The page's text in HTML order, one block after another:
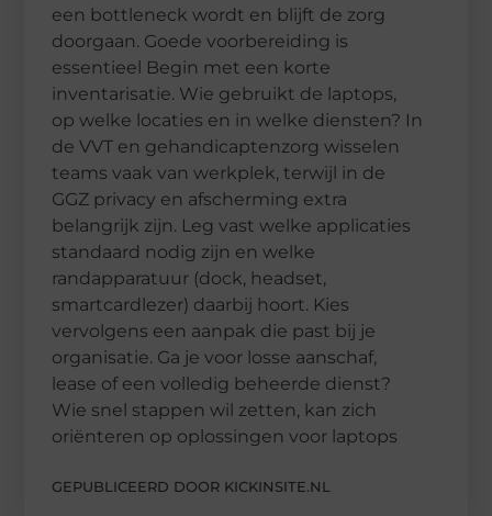
een bottleneck wordt en blijft de zorg
doorgaan. Goede voorbereiding is
essentieel Begin met een korte
inventarisatie. Wie gebruikt de laptops,
op welke locaties en in welke diensten? In
de VVT en gehandicaptenzorg wisselen
teams vaak van werkplek, terwijl in de
GGZ privacy en afscherming extra
belangrijk zijn. Leg vast welke applicaties
standaard nodig zijn en welke
randapparatuur (dock, headset,
smartcardlezer) daarbij hoort. Kies
vervolgens een aanpak die past bij je
organisatie. Ga je voor losse aanschaf,
lease of een volledig beheerde dienst?
Wie snel stappen wil zetten, kan zich
oriënteren op oplossingen voor laptops
GEPUBLICEERD DOOR KICKINSITE.NL